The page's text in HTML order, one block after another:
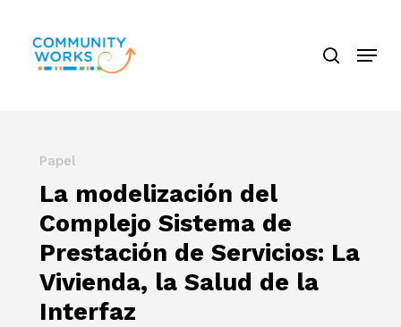
contenido
Menú
Papel
La modelización del
Complejo Sistema de
Prestación de Servicios: La
Vivienda, la Salud de la
Interfaz